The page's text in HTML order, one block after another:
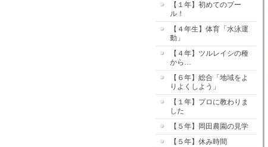
【１年】初めてのプー
ル！
【４年生】体育「水泳運
動」
【４年】ツルレイシの種
から…
【６年】総合「地域をよ
りよくしよう」
【１年】プロに教わりま
した
【５年】岡田農園の見学
【５年】休み時間